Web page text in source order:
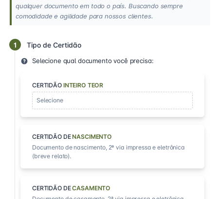
qualquer documento em todo o país. Buscando sempre
comodidade e agilidade para nossos clientes.
1 Tipo de Certidão
Selecione qual documento você precisa:
CERTIDÃO INTEIRO TEOR
Selecione
CERTIDÃO DENASCIMENTO
Documento de nascimento, 2ª via impressa e eletrônica
(breve relato).
CERTIDÃO DECASAMENTO